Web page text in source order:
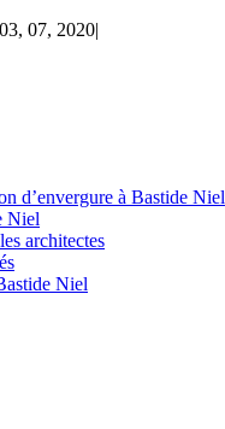
03, 07, 2020|
d’envergure à Bastide Niel
Niel
architectes
Niel